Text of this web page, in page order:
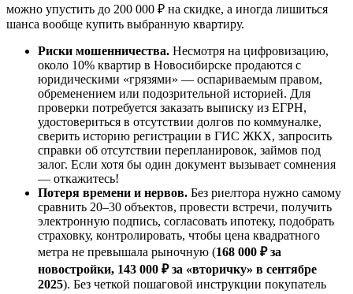
можно упустить до 200 000 ₽ на скидке, а иногда лишиться
шанса вообще купить выбранную квартиру.
Риски мошенничества. Несмотря на цифровизацию,
около 10% квартир в Новосибирске продаются с
юридическими «грязями» — оспариваемым правом,
обременением или подозрительной историей. Для
проверки потребуется заказать выписку из ЕГРН,
удостовериться в отсутствии долгов по коммуналке,
сверить историю регистрации в ГИС ЖКХ, запросить
справки об отсутствии перепланировок, займов под
залог. Если хотя бы один документ вызывает сомнения
— откажитесь!
Потеря времени и нервов. Без риелтора нужно самому
сравнить 20–30 объектов, провести встречи, получить
электронную подпись, согласовать ипотеку, подобрать
страховку, контролировать, чтобы цена квадратного
метра не превышала рыночную (168 000 ₽ за
новостройки, 143 000 ₽ за «вторичку» в сентябре
2025). Без четкой пошаговой инструкции покупатель